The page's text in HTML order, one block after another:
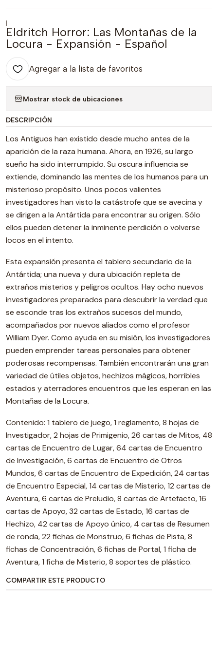
|
Eldritch Horror: Las Montañas de la
Locura - Expansión - Español
Agregar a la lista de favoritos
Mostrar stock de ubicaciones
DESCRIPCIÓN
Los Antiguos han existido desde mucho antes de la
aparición de la raza humana. Ahora, en 1926, su largo
sueño ha sido interrumpido. Su oscura influencia se
extiende, dominando las mentes de los humanos para un
misterioso propósito. Unos pocos valientes
investigadores han visto la catástrofe que se avecina y
se dirigen a la Antártida para encontrar su origen. Sólo
ellos pueden detener la inminente perdición o volverse
locos en el intento.
Esta expansión presenta el tablero secundario de la
Antártida; una nueva y dura ubicación repleta de
extraños misterios y peligros ocultos. Hay ocho nuevos
investigadores preparados para descubrir la verdad que
se esconde tras los extraños sucesos del mundo,
acompañados por nuevos aliados como el profesor
William Dyer. Como ayuda en su misión, los investigadores
pueden emprender tareas personales para obtener
poderosas recompensas. También encontrarán una gran
variedad de útiles objetos, hechizos mágicos, horribles
estados y aterradores encuentros que les esperan en las
Montañas de la Locura.
Contenido: 1 tablero de juego, 1 reglamento, 8 hojas de
Investigador, 2 hojas de Primigenio, 26 cartas de Mitos, 48
cartas de Encuentro de Lugar, 64 cartas de Encuentro
de Investigación, 6 cartas de Encuentro de Otros
Mundos, 6 cartas de Encuentro de Expedición, 24 cartas
de Encuentro Especial, 14 cartas de Misterio, 12 cartas de
Aventura, 6 cartas de Preludio, 8 cartas de Artefacto, 16
cartas de Apoyo, 32 cartas de Estado, 16 cartas de
Hechizo, 42 cartas de Apoyo único, 4 cartas de Resumen
de ronda, 22 fichas de Monstruo, 6 fichas de Pista, 8
fichas de Concentración, 6 fichas de Portal, 1 ficha de
Aventura, 1 ficha de Misterio, 8 soportes de plástico.
COMPARTIR ESTE PRODUCTO